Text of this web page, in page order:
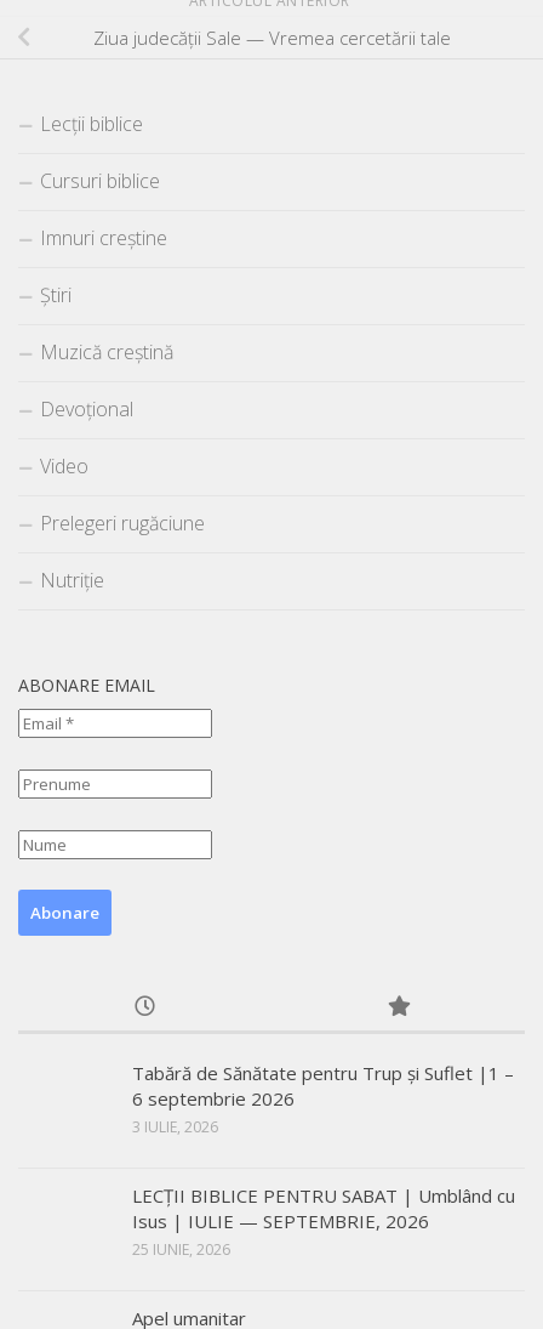
Ziua judecății Sale — Vremea cercetării tale
Lecții biblice
Cursuri biblice
Imnuri creștine
Știri
Muzică creștină
Devoțional
Video
Prelegeri rugăciune
Nutriție
ABONARE EMAIL
Tabără de Sănătate pentru Trup și Suflet |1 –
6 septembrie 2026
3 IULIE, 2026
LECŢII BIBLICE PENTRU SABAT | Umblând cu
Isus | IULIE — SEPTEMBRIE, 2026
25 IUNIE, 2026
Apel umanitar